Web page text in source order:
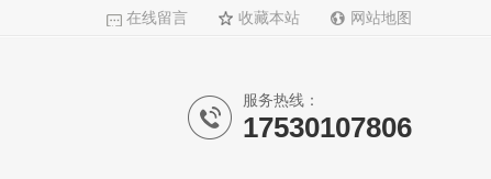
在线留言 收藏本站 网站地图
服务热线：
17530107806